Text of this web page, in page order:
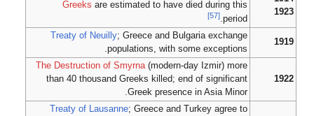
1923
Greeks are estimated to have died during this
period.
[57]
1919
Treaty of Neuilly; Greece and Bulgaria exchange
populations, with some exceptions.
1922
The Destruction of Smyrna(modern-day Izmir) more
than 40 thousand Greeks killed; end of significant
Greek presence in Asia Minor.
Treaty of Lausanne; Greece and Turkey agree to